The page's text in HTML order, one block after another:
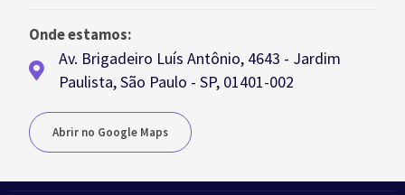
Onde estamos:
Av. Brigadeiro Luís Antônio, 4643 - Jardim
Paulista, São Paulo - SP, 01401-002
Abrir no Google Maps